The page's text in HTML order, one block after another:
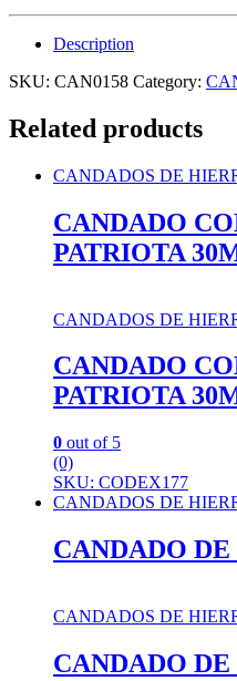
Description
SKU: CAN0158 Category:
Related products
CANDADOS DE
CANDADO
PATRIOTA
CANDADOS DE
CANDADO
PATRIOTA
0 out of 5
(0)
SKU: CODEX177
CANDADOS DE
CANDADO
CANDADOS DE
CANDADO